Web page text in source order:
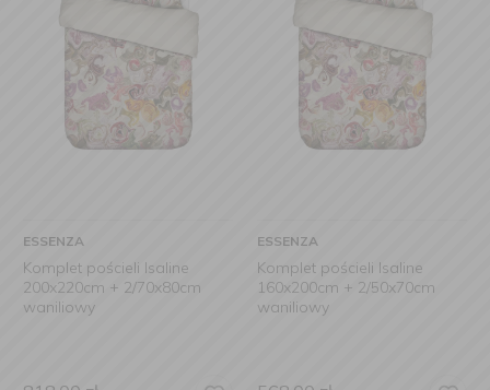
ESSENZA
Komplet pościeli Isaline
200x220cm + 2/70x80cm
waniliowy
ESSENZA
Komplet pościeli Isaline
160x200cm + 2/50x70cm
waniliowy